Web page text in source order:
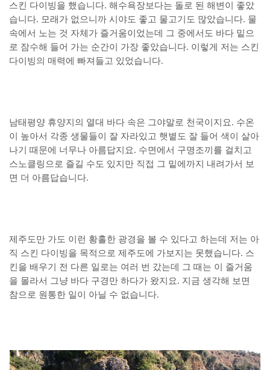
스킨 다이빙을 했습니다. 해수욕장보다는 돌로 된 해변이 좋았
습니다. 모래가 없으니까 시야도 좋고 물고기도 많았습니다. 물
속에서 노는 것 자체가 즐거움이었는데 그 중에서도 바다 밑으
로 잠수해 들어 가는 순간이 가장 좋았습니다. 이렇게 저는 스킨
다이빙의 매력에 빠져들고 있었습니다.
남태평양 휴양지의 열대 바다 속은 그야말로 천국이지요. 수온
이 높아서 각종 생물들이 잘 자라있고 햇볕도 잘 들어 색이 살아
나기 때문에 너무나 아름답지요. 수면에서 구명조끼를 걸치고
스노클링으로 즐길 수도 있지만 직접 그 밑에까지 내려가서 보
면 더 아름답습니다.
제주도만 가도 이런 황홀한 광경을 볼 수 있다고 하는데 저는 아
직 스킨 다이빙을 목적으로 제주도에 가보지는 못했습니다. 스
킨을 배우기 전 다른 일로는 여러 번 갔는데 그 때는 이 즐거움
을 몰라서 그냥 바다 구경만 하다가 왔지요. 지금 생각해 보면
참으로 원통한 일이 아닐 수 없습니다.